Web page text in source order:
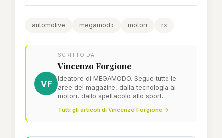
automotive megamodo motori rx
VF
SCRITTO DA
Vincenzo Forgione
Ideatore di MEGAMODO. Segue tutte le
aree del magazine, dalla tecnologia ai
motori, dallo spettacolo allo sport.
Tutti gli articoli di Vincenzo Forgione →